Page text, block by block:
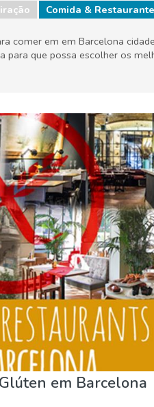
Comida &
comer em em Barcelona
para que possa escolher os
Noite Onde ficar Praias
em Barcelona